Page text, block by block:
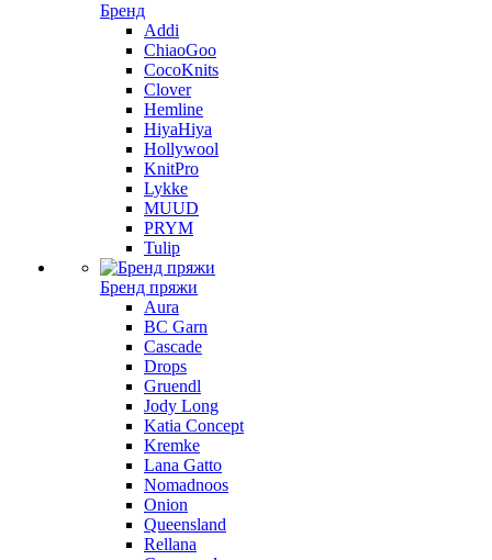
Бренд
Addi
ChiaoGoo
CocoKnits
Clover
Hemline
HiyaHiya
Hollywool
KnitPro
Lykke
MUUD
PRYM
Tulip
Бренд пряжи
Aura
BC Garn
Cascade
Drops
Gruendl
Jody Long
Katia Concept
Kremke
Lana Gatto
Nomadnoos
Onion
Queensland
Rellana